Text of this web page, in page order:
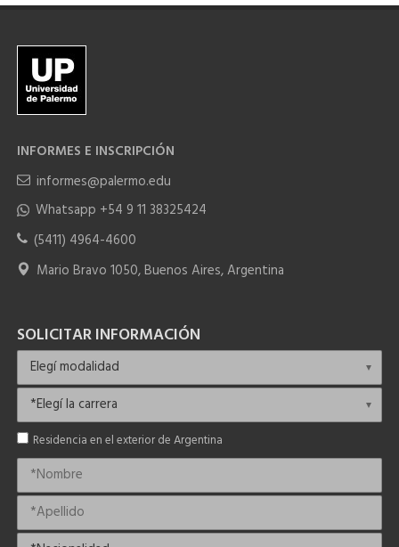
INFORMES E INSCRIPCIÓN
informes@palermo.edu
Whatsapp +54 9 11 38325424
(5411) 4964-4600
Mario Bravo 1050, Buenos Aires, Argentina
SOLICITAR INFORMACIÓN
Residencia en el exterior de Argentina